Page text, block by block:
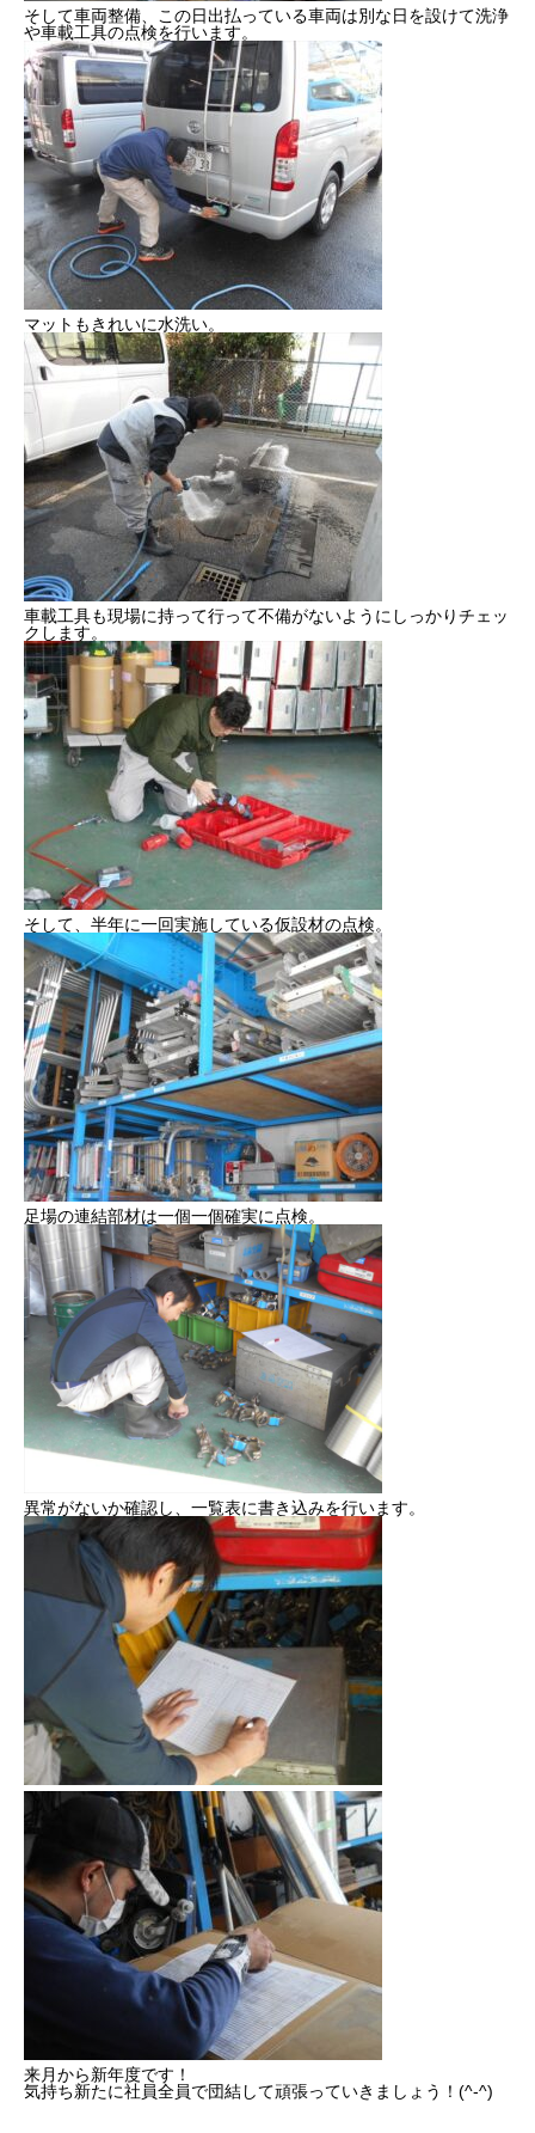
2022年度
2023年度
2024年度
2025年度
官公庁
CONTACT
COMPANY BLOG BUSINESS RECRUIT
そして車両整備、この日出払っている車両は別な日を設けて洗浄
や車載工具の点検を行います。
マットもきれいに水洗い。
車載工具も現場に持って行って不備がないようにしっかりチェッ
クします。
そして、半年に一回実施している仮設材の点検。
足場の連結部材は一個一個確実に点検。
異常がないか確認し、一覧表に書き込みを行います。
来月から新年度です！
気持ち新たに社員全員で団結して頑張っていきましょう！(^-^)